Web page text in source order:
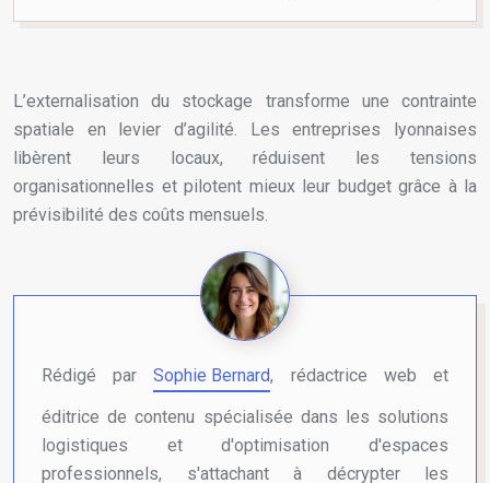
L’externalisation du stockage transforme une contrainte
spatiale en levier d’agilité. Les entreprises lyonnaises
libèrent leurs locaux, réduisent les tensions
organisationnelles et pilotent mieux leur budget grâce à la
prévisibilité des coûts mensuels.
Rédigé parSophie Bernard, rédactrice web et
éditrice de contenu spécialisée dans les solutions
logistiques et d'optimisation d'espaces
professionnels, s'attachant à décrypter les